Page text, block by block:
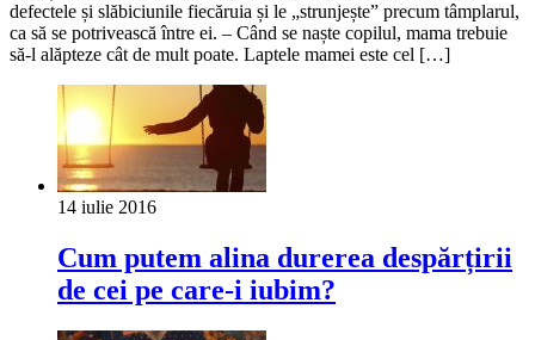
defectele și slăbiciunile fiecăruia și le „strunjește” precum tâmplarul,
ca să se potrivească între ei. – Când se naște copilul, mama trebuie
să-l alăpteze cât de mult poate. Laptele mamei este cel […]
14 iulie 2016
Cum putem alina durerea despărțirii
de cei pe care-i iubim?